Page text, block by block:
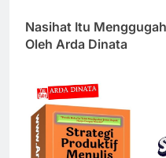
Nasihat Itu
Oleh Arda Dinata